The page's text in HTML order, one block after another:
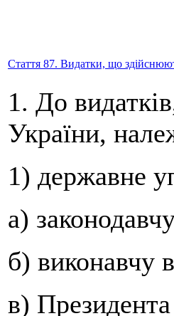
Стаття 87. Видатки, що
1. До
України,
1) державне
а)
б) виконавчу
в)